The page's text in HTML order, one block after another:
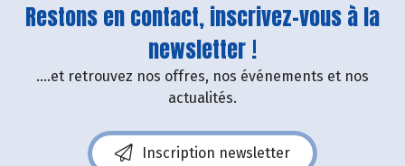
Restons en contact, inscrivez-vous à la
newsletter !
....et retrouvez nos offres, nos événements et nos
actualités.
Inscription newsletter